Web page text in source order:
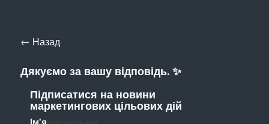
← Назад
Дякуємо за вашу відповідь. ✨
Підписатися на новини
маркетингових цільових дій